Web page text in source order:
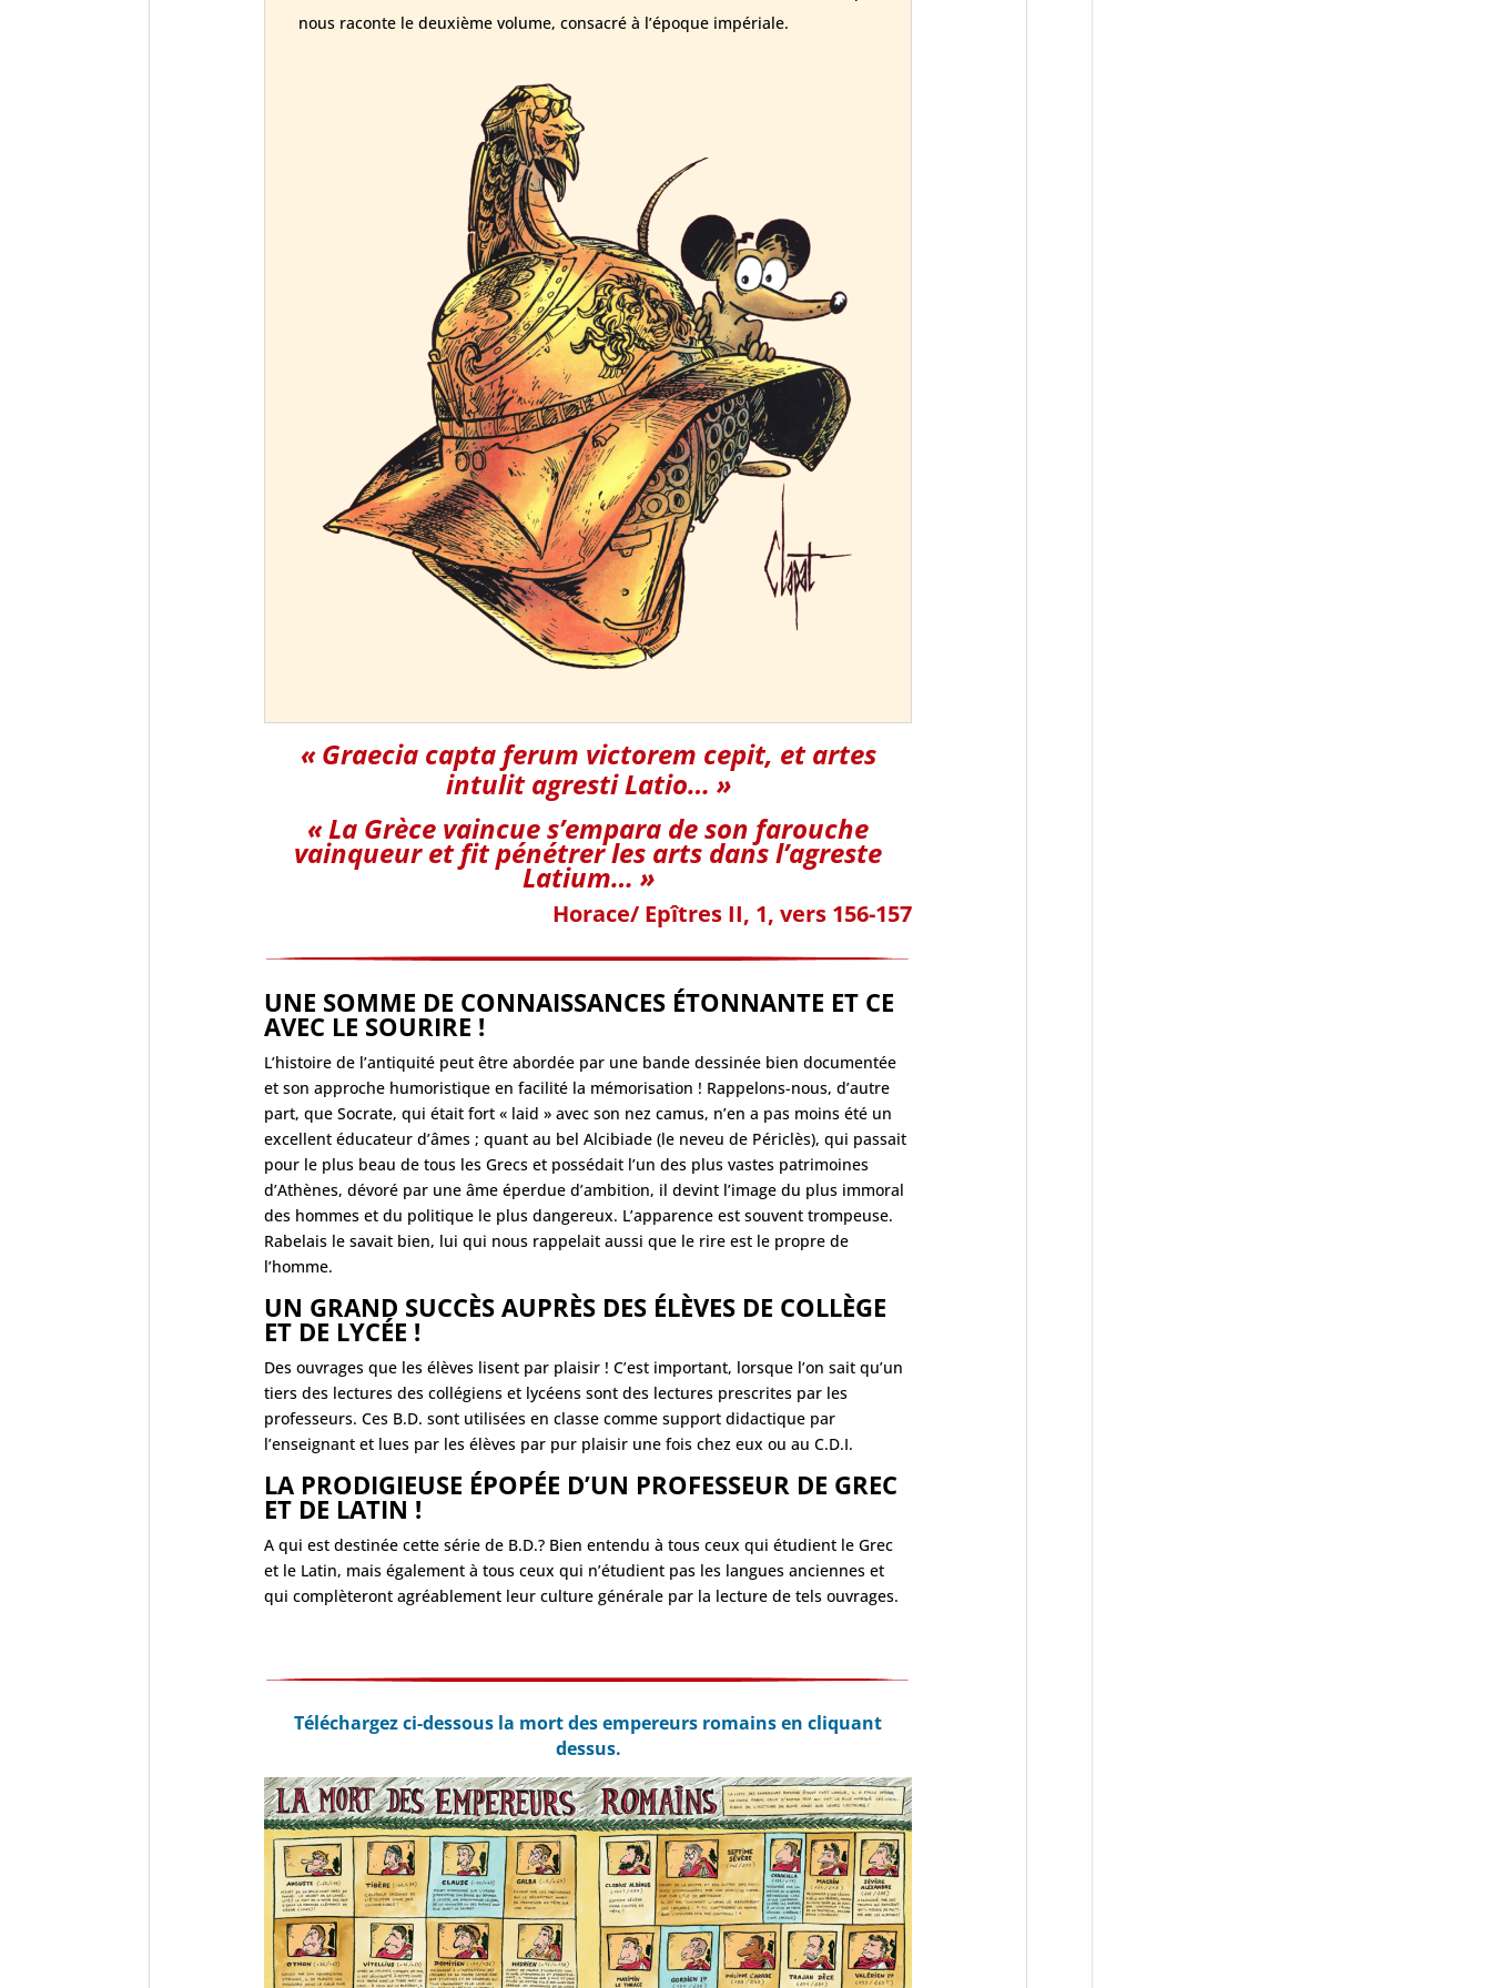
nous raconte le deuxième volume, consacré à l’époque impériale.
« Graecia capta ferum victorem cepit, et artes
intulit agresti Latio… »
« La Grèce vaincue s’empara de son farouche
vainqueur et fit pénétrer les arts dans l’agreste
Latium… »
Horace/ Epîtres II, 1, vers 156-157
UNE SOMME DE CONNAISSANCES ÉTONNANTE ET CE
AVEC LE SOURIRE !
L’histoire de l’antiquité peut être abordée par une bande dessinée bien documentée
et son approche humoristique en facilité la mémorisation ! Rappelons-nous, d’autre
part, que Socrate, qui était fort « laid » avec son nez camus, n’en a pas moins été un
excellent éducateur d’âmes ; quant au bel Alcibiade (le neveu de Périclès), qui passait
pour le plus beau de tous les Grecs et possédait l’un des plus vastes patrimoines
d’Athènes, dévoré par une âme éperdue d’ambition, il devint l’image du plus immoral
des hommes et du politique le plus dangereux. L’apparence est souvent trompeuse.
Rabelais le savait bien, lui qui nous rappelait aussi que le rire est le propre de
l’homme.
UN GRAND SUCCÈS AUPRÈS DES ÉLÈVES DE COLLÈGE
ET DE LYCÉE !
Des ouvrages que les élèves lisent par plaisir ! C’est important, lorsque l’on sait qu’un
tiers des lectures des collégiens et lycéens sont des lectures prescrites par les
professeurs. Ces B.D. sont utilisées en classe comme support didactique par
l’enseignant et lues par les élèves par pur plaisir une fois chez eux ou au C.D.I.
LA PRODIGIEUSE ÉPOPÉE D’UN PROFESSEUR DE GREC
ET DE LATIN !
A qui est destinée cette série de B.D.? Bien entendu à tous ceux qui étudient le Grec
et le Latin, mais également à tous ceux qui n’étudient pas les langues anciennes et
qui complèteront agréablement leur culture générale par la lecture de tels ouvrages.
Téléchargez ci-dessous la mort des empereurs romains en cliquant
dessus.